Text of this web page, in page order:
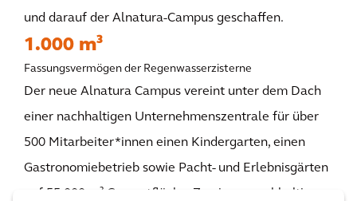
und darauf der Alnatura-Campus geschaffen.
1.000 m³
Fassungsvermögen der Regenwasserzisterne
Der neue Alnatura Campus vereint unter dem Dach
einer nachhaltigen Unternehmenszentrale für über
500 Mitarbeiter*innen einen Kindergarten, einen
Gastronomiebetrieb sowie Pacht- und Erlebnisgärten
auf 55.000 m² Gesamtfläche. Zu einem nachhaltigen